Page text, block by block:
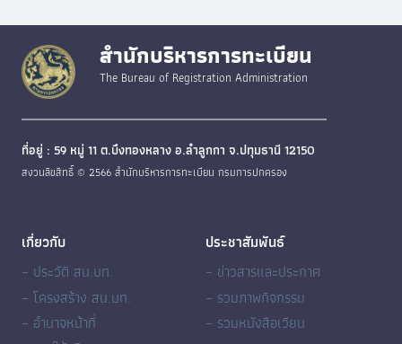
สำนักบริหารการทะเบียน
The Bureau of Registration Administration
ที่อยู่ : 59 หมู่ 11 ต.บึงทองหลาง อ.ลำลูกกา จ.ปทุมธานี 12150
สงวนลิขสิทธิ์ © 2566 สำนักบริหารการทะเบียน กรมการปกครอง
เกี่ยวกับ
– ประวัติ สน.บท.
– โครงสร้าง สน.บท.
– อำนาจหน้าที่
ประชาสัมพันธ์
– ข่าวสารและประกาศ
– รวมภาพกิจกรรม
– รวมหนังสือเวียน